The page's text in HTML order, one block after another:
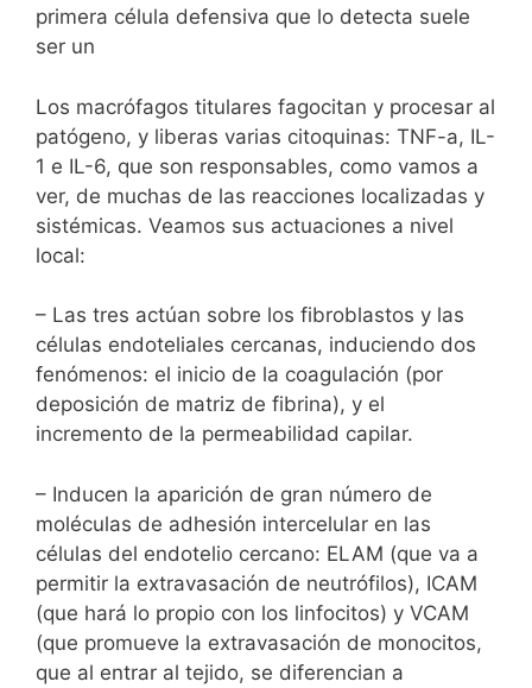
primera célula defensiva que lo detecta suele
ser un
Los macrófagos titulares fagocitan y procesar al
patógeno, y liberas varias citoquinas: TNF-a, IL-
1 e IL-6, que son responsables, como vamos a
ver, de muchas de las reacciones localizadas y
sistémicas. Veamos sus actuaciones a nivel
local:
– Las tres actúan sobre los fibroblastos y las
células endoteliales cercanas, induciendo dos
fenómenos: el inicio de la coagulación (por
deposición de matriz de fibrina), y el
incremento de la permeabilidad capilar.
– Inducen la aparición de gran número de
moléculas de adhesión intercelular en las
células del endotelio cercano: ELAM (que va a
permitir la extravasación de neutrófilos), ICAM
(que hará lo propio con los linfocitos) y VCAM
(que promueve la extravasación de monocitos,
que al entrar al tejido, se diferencian a